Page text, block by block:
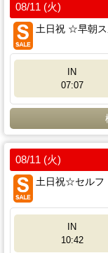
08/11 (火)
土日祝 ☆早朝
IN
07:07
08/11 (火)
土日祝☆セルフ
IN
10:42